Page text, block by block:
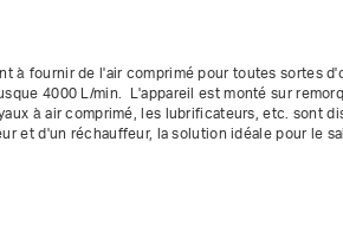
à fournir de l'air comprimé pour toutes sortes
4000 L/min.  L'appareil est monté sur
à air comprimé, les lubrificateurs, etc. sont
et d'un réchauffeur, la solution idéale pour le